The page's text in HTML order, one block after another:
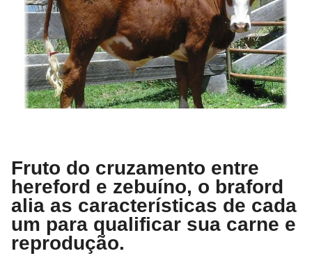
Fruto do cruzamento entre
hereford e zebuíno, o braford
alia as características de cada
um para qualificar sua carne e
reprodução.